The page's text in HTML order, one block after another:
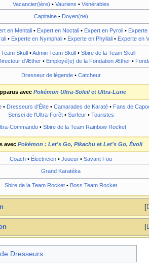
Vacancier(ière) • Vauriens • Vénérables
Capitaine• Doyen(ne)
en Mentali • Expert en Noctali • Expert en Pyroli • Experte
• Experte en Nymphali • Experte en Phyllali • Experte en
Skull•Admin Team Skull• Sbire de la Team Skull
d'Æther • Employé(e) de la Fondation Æther •
Dresseur de légende• Catcheur
avec Pokémon Ultra-Soleilet Ultra-Lune
• Dresseurs d'Élite• Camarades de Karaté• Fans de
Sensei de l'Ultra-Forêt• Surfeur• Touristes
Commando• Sbire de la Team Rainbow Rocket
avec Pokémon : Let's Go, Pikachuet Let's Go, Évoli
Coach • Électricien • Joueur • Savant Fou
Grand Karatéka
Sbire de la Team Rocket • Boss Team Rocket
Dresseurs